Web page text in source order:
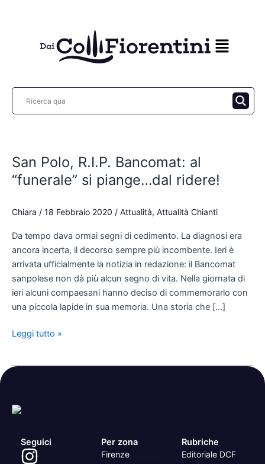
San Polo, R.I.P. Bancomat: al
“funerale” si piange…dal ridere!
Chiara / 18 Febbraio 2020 / Attualità, Attualità Chianti
Da tempo dava ormai segni di cedimento. La diagnosi era
ancora incerta, il decorso sempre più incombente. Ieri è
arrivata ufficialmente la notizia in redazione: il Bancomat
sanpolese non dà più alcun segno di vita. Nella giornata di
ieri alcuni compaesani hanno deciso di commemorarlo con
una piccola lapide in sua memoria. Una storia che […]
R.I.P.
Bancomat:
si
piange…
dal
ridere!
Leggi tutto »
Seguici Per zona
Firenze
Rubriche
Editoriale DCF